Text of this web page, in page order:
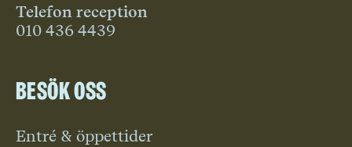
Telefon reception
010 436 4439
Besök oss
Entré & öppettider